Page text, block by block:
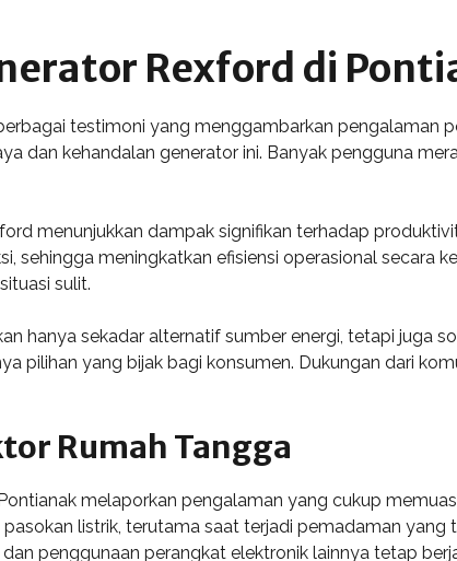
Rexford di
testimoni yang menggambarkan pengalaman
dan kehandalan generator ini. Banyak pengguna
menunjukkan dampak signifikan terhadap
sehingga meningkatkan efisiensi operasional secara
sulit.
hanya sekadar alternatif sumber energi, tetapi juga
pilihan yang bijak bagi konsumen. Dukungan dari
Rumah Tangga
melaporkan pengalaman yang cukup
listrik, terutama saat terjadi pemadaman yang
penggunaan perangkat elektronik lainnya tetap